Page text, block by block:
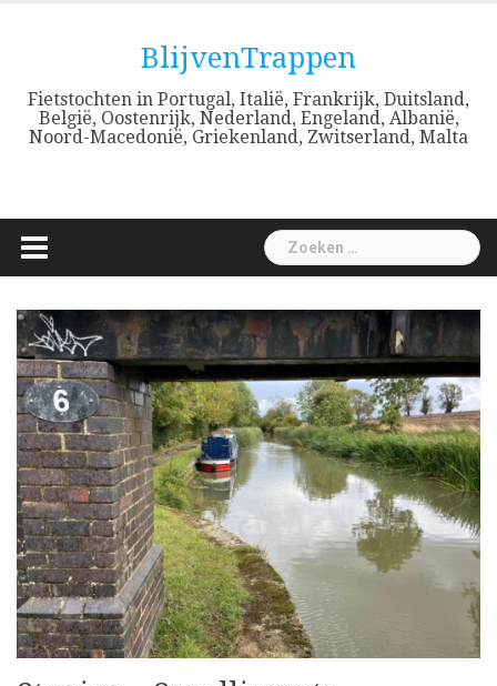
BlijvenTrappen
Fietstochten in Portugal, Italië, Frankrijk, Duitsland,
België, Oostenrijk, Nederland, Engeland, Albanië,
Noord-Macedonië, Griekenland, Zwitserland, Malta
Zoeken
naar: